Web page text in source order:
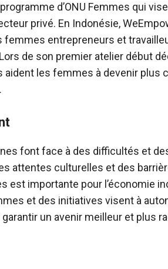
d’ONU Femmes qui
privé. En Indonésie,
femmes entrepreneurs et
de son premier atelier début
aident les femmes à devenir plus
font face à des difficultés et
attentes culturelles et des
est importante pour l’économie
et des initiatives visent à
garantir un avenir meilleur et plus